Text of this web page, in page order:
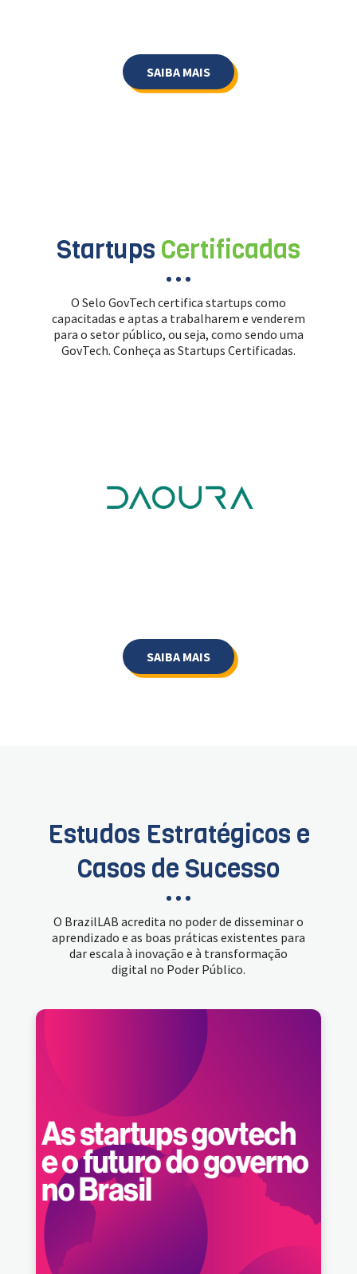
SAIBA MAIS
Startups Certificadas
O Selo GovTech certifica startups como
capacitadas e aptas a trabalharem e venderem
para o setor público, ou seja, como sendo uma
GovTech. Conheça as Startups Certificadas.
SAIBA MAIS
Estudos Estratégicos e
Casos de Sucesso
O BrazilLAB acredita no poder de disseminar o
aprendizado e as boas práticas existentes para
dar escala à inovação e à transformação
digital no Poder Público.